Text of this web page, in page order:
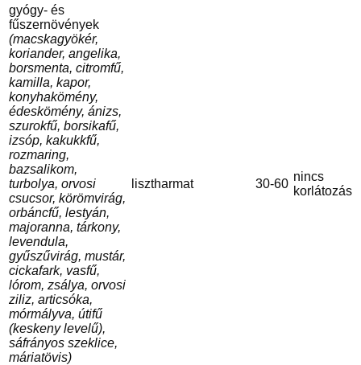
gyógy- és
fűszernövények
(macskagyökér,
koriander, angelika,
borsmenta, citromfű,
kamilla, kapor,
konyhakömény,
édeskömény, ánizs,
szurokfű, borsikafű,
izsóp, kakukkfű,
rozmaring,
bazsalikom,
turbolya, orvosi
csucsor, körömvirág,
orbáncfű, lestyán,
majoranna, tárkony,
levendula,
gyűszűvirág, mustár,
cickafark, vasfű,
lórom, zsálya, orvosi
ziliz, articsóka,
mórmályva, útifű
(keskeny levelű),
sáfrányos szeklice,
máriatövis)
lisztharmat 30-60
nincs
korlátozás